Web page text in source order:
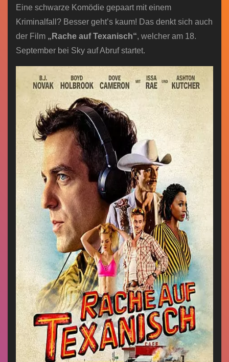
Eine schwarze Komödie gepaart mit einem
Kriminalfall? Besser geht’s kaum! Das denkt sich auch
der Film „Rache auf Texanisch“, welcher am 18.
September bei Sky auf Abruf startet.